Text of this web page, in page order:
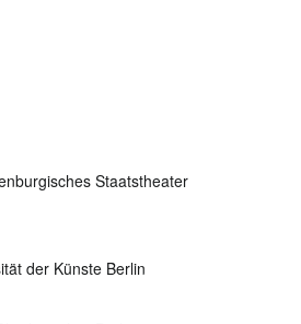
Staatstheater
der Künste Berlin